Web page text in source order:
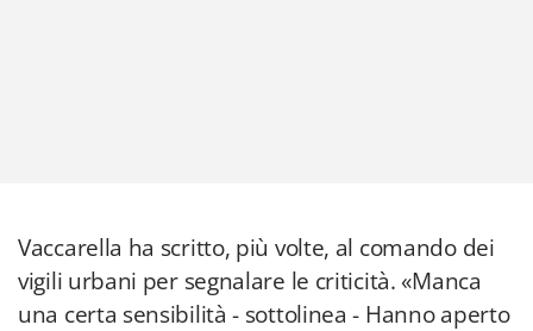
Vaccarella ha scritto, più volte, al comando dei
vigili urbani per segnalare le criticità. «Manca
una certa sensibilità - sottolinea - Hanno aperto